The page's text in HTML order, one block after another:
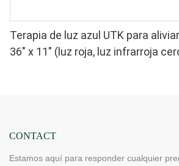
Terapia de luz azul UTK para
36" x 11" (luz roja, luz infrarroja
CONTACT
Estamos aquí para responder cualquier